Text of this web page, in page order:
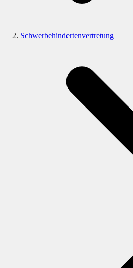
Schwerbehindertenvertretung